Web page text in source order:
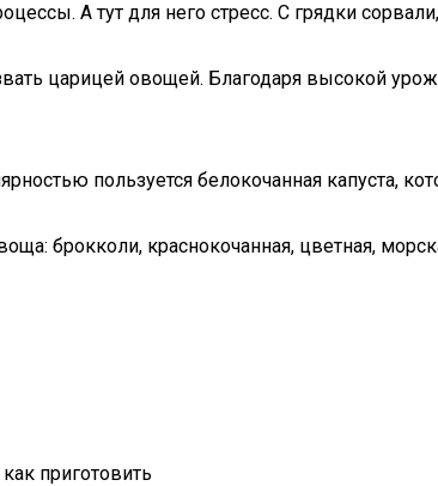
А тут для него стресс. С грядки
царицей овощей. Благодаря высокой
пользуется белокочанная капуста,
брокколи, краснокочанная, цветная,
приготовить